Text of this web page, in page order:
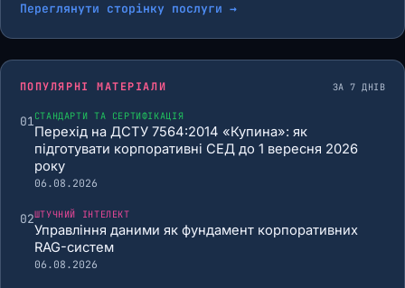
Переглянути сторінку послуги →
ПОПУЛЯРНІ МАТЕРІАЛИ ЗА 7 ДНІВ
01СТАНДАРТИ ТА СЕРТИФІКАЦІЯ
Перехід на ДСТУ 7564:2014 «Купина»: як
підготувати корпоративні СЕД до 1 вересня 2026
року
06.08.2026
02ШТУЧНИЙ ІНТЕЛЕКТ
Управління даними як фундамент корпоративних
RAG-систем
06.08.2026